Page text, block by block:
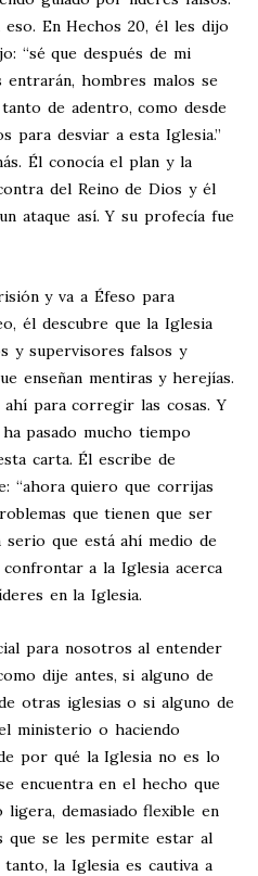
eso. En Hechos 20, él les dijo
“sé que después de mi
hombres malos se
de adentro, como desde
para desviar a esta Iglesia.”
Él conocía el plan y la
del Reino de Dios y él
ataque así. Y su profecía fue
y va a Éfeso para
él descubre que la Iglesia
y supervisores falsos y
enseñan mentiras y herejías.
para corregir las cosas. Y
pasado mucho tiempo
carta. Él escribe de
“ahora quiero que corrijas
que tienen que ser
serio que está ahí medio de
a la Iglesia acerca
en la Iglesia.
para nosotros al entender
dije antes, si alguno de
otras iglesias o si alguno de
ministerio o haciendo
por qué la Iglesia no es lo
encuentra en el hecho que
ligera, demasiado flexible en
que se les permite estar al
la Iglesia es cautiva a